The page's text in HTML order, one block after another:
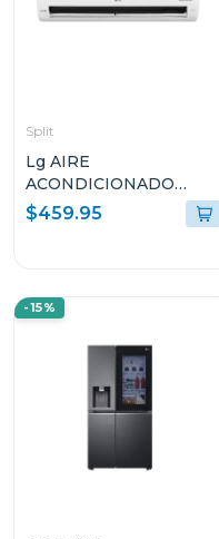
Split
Lg AIRE
ACONDICIONADO
SPLIT DUAL INVERTER
12000BTU KW
$459.95
-15%